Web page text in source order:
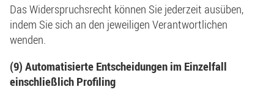
Das Widerspruchsrecht können Sie jederzeit ausüben,
indem Sie sich an den jeweiligen Verantwortlichen
wenden.
(9) Automatisierte Entscheidungen im Einzelfall
einschließlich Profiling